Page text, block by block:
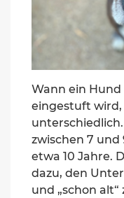
Wann ein Hund
eingestuft wird,
zwischen 7 und
etwa 10 Jahre.
dazu, den
und „schon